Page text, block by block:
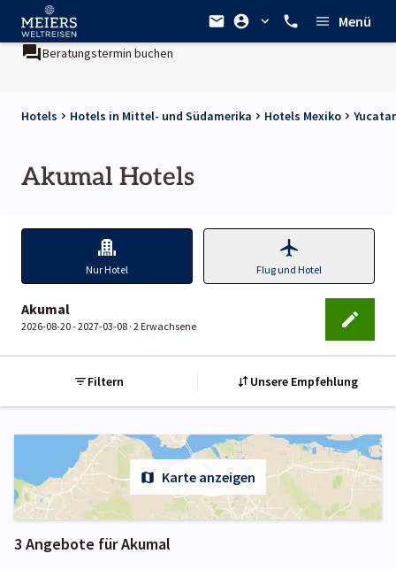
Menü
Beratungstermin buchen
Hotels Hotels in Mittel- und Südamerika Hotels Mexiko
Akumal Hotels
Nur Hotel Flug und Hotel
Akumal
2026-08-20 - 2027-03-08 · 2 Erwachsene
Filtern Unsere Empfehlung
Karte anzeigen
3 Angebote für Akumal